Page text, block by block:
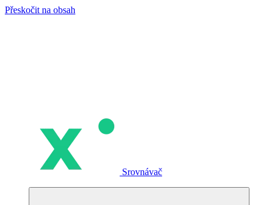
Přeskočit na obsah
Srovnávač